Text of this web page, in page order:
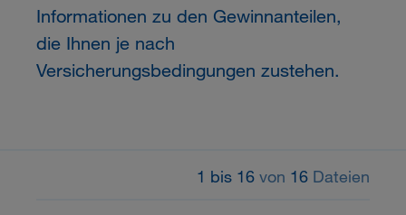
Informationen zu den Gewinnanteilen,
die Ihnen je nach
Versicherungsbedingungen zustehen.
1 bis 16 von 16 Dateien